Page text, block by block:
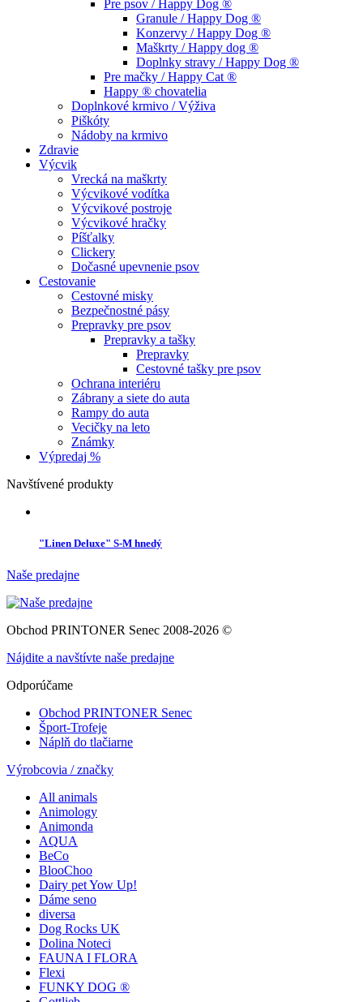
Pre psov / Happy Dog ®
Granule / Happy Dog ®
Konzervy / Happy Dog ®
Maškrty / Happy dog ®
Doplnky stravy / Happy Dog ®
Pre mačky / Happy Cat ®
Happy ® chovatelia
Doplnkové krmivo / Výživa
Piškóty
Nádoby na krmivo
Zdravie
Výcvik
Vrecká na maškrty
Výcvikové vodítka
Výcvikové postroje
Výcvikové hračky
Píšťalky
Clickery
Dočasné upevnenie psov
Cestovanie
Cestovné misky
Bezpečnostné pásy
Prepravky pre psov
Prepravky a tašky
Prepravky
Cestovné tašky pre psov
Ochrana interiéru
Zábrany a siete do auta
Rampy do auta
Vecičky na leto
Známky
Výpredaj %
Navštívené produkty
"Linen Deluxe" S-M hnedý
Naše predajne
Obchod PRINTONER Senec 2008-2026 ©
Nájdite a navštívte naše predajne
Odporúčame
Obchod PRINTONER Senec
Šport-Trofeje
Náplň do tlačiarne
Výrobcovia / značky
All animals
Animology
Animonda
AQUA
BeCo
BlooChoo
Dairy pet Yow Up!
Dáme seno
diversa
Dog Rocks UK
Dolina Noteci
FAUNA I FLORA
Flexi
FUNKY DOG ®